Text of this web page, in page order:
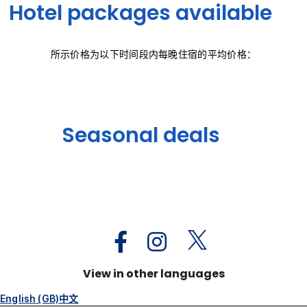
Hotel packages available
所示价格为以下时间段内每晚住宿的平均价格：
Seasonal deals
View in other languages
English (GB)中文